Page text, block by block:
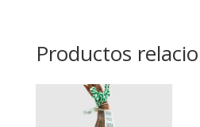
Productos